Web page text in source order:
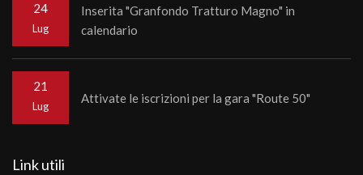
24
Lug
Inserita "Granfondo Tratturo Magno" in
calendario
21
Lug
Attivate le iscrizioni per la gara "Route 50"
Link utili